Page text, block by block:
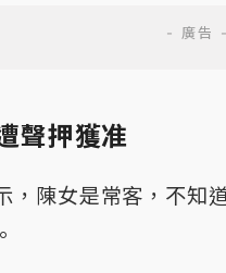
聲押獲准
，陳女是常客，不知